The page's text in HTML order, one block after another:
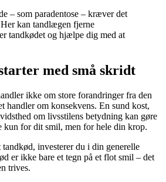
– som paradentose – kræver det
kan tandlægen fjerne
tandkødet og hjælpe dig med at
med små skridt
ikke om store forandringer fra den
handler om konsekvens. En sund kost,
om livsstilens betydning kan gøre
kun for dit smil, men for hele din krop.
investerer du i din generelle
er ikke bare et tegn på et flot smil – det
trives.